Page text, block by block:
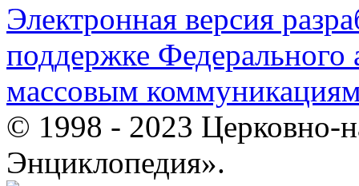
Электронная версия
поддержке Федерального
массовым
© 1998 - 2023 Церковно-
Энциклопедия».